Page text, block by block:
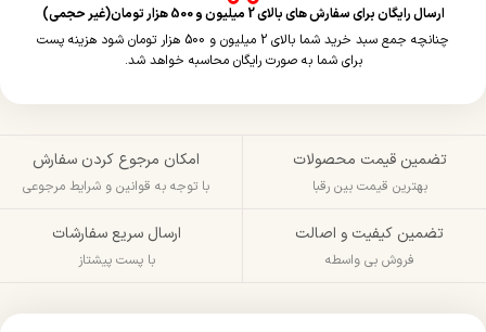
ارسال رایگان برای سفارش های بالای 2 میلیون و 500 هزار تومان(غیر حجمی)
چنانچه جمع سبد خرید شما بالای 2 میلیون و 500 هزار تومان شود هزینه پست
برای شما به صورت رایگان محاسبه خواهد شد.
تضمین قیمت محصولات
بهترین قیمت بین رقبا
امکان مرجوع کردن سفارش
با توجه به قوانین و شرایط مرجوعی
تضمین کیفیت و اصالت
فروش بی واسطه
ارسال سریع سفارشات
با پست پیشتاز